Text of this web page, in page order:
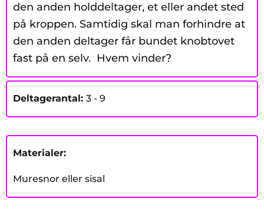
den anden holddeltager, et eller andet sted
på kroppen. Samtidig skal man forhindre at
den anden deltager får bundet knobtovet
fast på en selv. Hvem vinder?
Deltagerantal: 3 - 9
Materialer:
Muresnor eller sisal